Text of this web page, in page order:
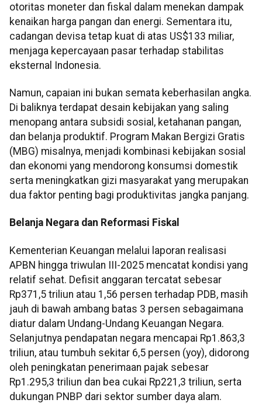
otoritas moneter dan fiskal dalam menekan dampak
kenaikan harga pangan dan energi. Sementara itu,
cadangan devisa tetap kuat di atas US$133 miliar,
menjaga kepercayaan pasar terhadap stabilitas
eksternal Indonesia.
Namun, capaian ini bukan semata keberhasilan angka.
Di baliknya terdapat desain kebijakan yang saling
menopang antara subsidi sosial, ketahanan pangan,
dan belanja produktif. Program Makan Bergizi Gratis
(MBG) misalnya, menjadi kombinasi kebijakan sosial
dan ekonomi yang mendorong konsumsi domestik
serta meningkatkan gizi masyarakat yang merupakan
dua faktor penting bagi produktivitas jangka panjang.
Belanja Negara dan Reformasi Fiskal
Kementerian Keuangan melalui laporan realisasi
APBN hingga triwulan III-2025 mencatat kondisi yang
relatif sehat. Defisit anggaran tercatat sebesar
Rp371,5 triliun atau 1,56 persen terhadap PDB, masih
jauh di bawah ambang batas 3 persen sebagaimana
diatur dalam Undang-Undang Keuangan Negara.
Selanjutnya pendapatan negara mencapai Rp1.863,3
triliun, atau tumbuh sekitar 6,5 persen (yoy), didorong
oleh peningkatan penerimaan pajak sebesar
Rp1.295,3 triliun dan bea cukai Rp221,3 triliun, serta
dukungan PNBP dari sektor sumber daya alam.